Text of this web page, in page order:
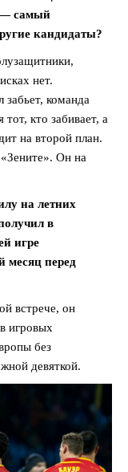
— самый
кандидаты?
нет.
команда
кто забивает, а
на второй план.
Он на
на летних
в
игре
месяц перед
встрече, он
игровых
без
девяткой.